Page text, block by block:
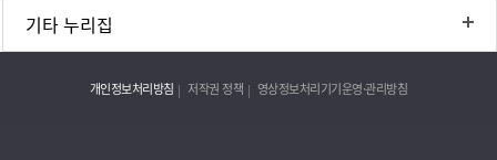
기타 누리집
개인정보처리방침 저작권 정책 영상정보처리기기운영·관리방침